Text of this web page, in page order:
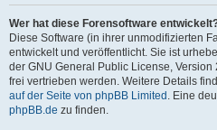
Wer hat diese Forensoftware
Diese Software (in ihrer unmodifizierten
entwickelt und veröffentlicht. Sie ist
der GNU General Public License,
frei vertrieben werden. Weitere Details
auf der Seite von phpBB Limited . Eine
phpBB.de zu finden.